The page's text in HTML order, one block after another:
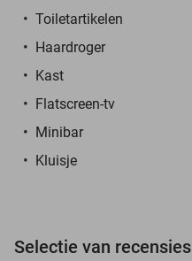
Toiletartikelen
Haardroger
Kast
Flatscreen-tv
Minibar
Kluisje
Selectie van recensies